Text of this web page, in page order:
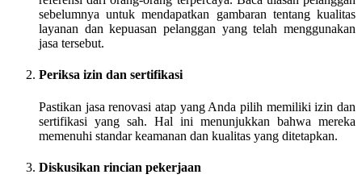
sebelumnya untuk mendapatkan gambaran tentang kualitas
layanan dan kepuasan pelanggan yang telah menggunakan
jasa tersebut.
Periksa izin dan sertifikasi
Pastikan jasa renovasi atap yang Anda pilih memiliki izin dan
sertifikasi yang sah. Hal ini menunjukkan bahwa mereka
memenuhi standar keamanan dan kualitas yang ditetapkan.
Diskusikan rincian pekerjaan